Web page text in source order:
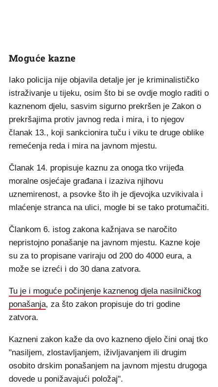
Moguće kazne
Iako policija nije objavila detalje jer je kriminalističko
istraživanje u tijeku, osim što bi se ovdje moglo raditi o
kaznenom djelu, sasvim sigurno prekršen je Zakon o
prekršajima protiv javnog reda i mira, i to njegov
članak 13., koji sankcionira tuču i viku te druge oblike
remećenja reda i mira na javnom mjestu.
Članak 14. propisuje kaznu za onoga tko vrijeđa
moralne osjećaje građana i izaziva njihovu
uznemirenost, a psovke što ih je djevojka uzvikivala i
mlaćenje stranca na ulici, mogle bi se tako protumačiti.
Člankom 6. istog zakona kažnjava se naročito
nepristojno ponašanje na javnom mjestu. Kazne koje
su za to propisane variraju od 200 do 4000 eura, a
može se izreći i do 30 dana zatvora.
Tu je i moguće počinjenje kaznenog djela nasilničkog
ponašanja, za što zakon propisuje do tri godine
zatvora.
Kazneni zakon kaže da ovo kazneno djelo čini onaj tko
"nasiljem, zlostavljanjem, iživljavanjem ili drugim
osobito drskim ponašanjem na javnom mjestu drugoga
dovede u ponižavajući položaj".